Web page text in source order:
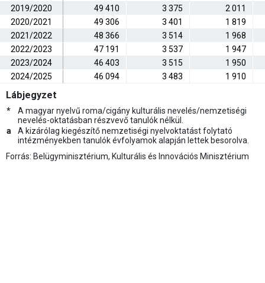
2019/2020
49 410 3 375
2 011
2020/2021
49 306 3 401
1 819
2021/2022
48 366 3 514
1 968
2022/2023
47 191 3 537
1 947
2023/2024
46 403 3 515
1 950
2024/2025
46 094 3 483 1 910
Lábjegyzet
*
A magyar nyelvű roma/cigány kulturális nevelés/nemzetiségi
nevelés-oktatásban részvevő tanulók nélkül.
a
A kizárólag kiegészítő nemzetiségi nyelvoktatást folytató
intézményekben tanulók évfolyamok alapján lettek besorolva.
Forrás: Belügyminisztérium, Kulturális és Innovációs Minisztérium